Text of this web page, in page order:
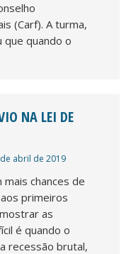
(Carf). A turma,
quando o
NA LEI DE
abril de 2019
chances de
primeiros
as
é quando o
recessão brutal,